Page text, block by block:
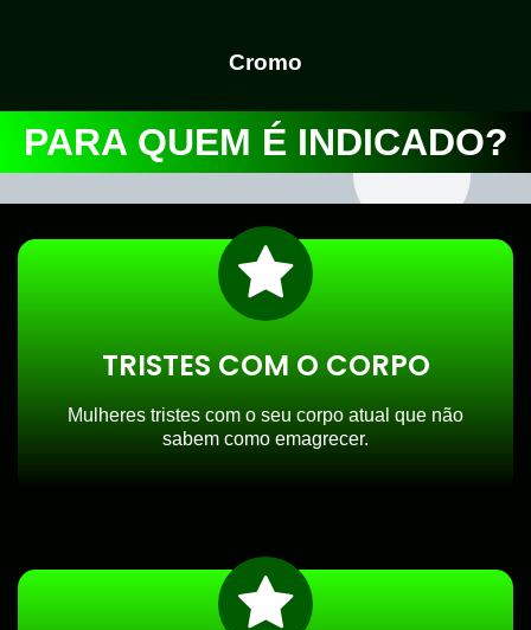
Cromo
PARA QUEM É INDICADO?​
TRISTES COM O CORPO
Mulheres tristes com o seu corpo atual que não
sabem como emagrecer.